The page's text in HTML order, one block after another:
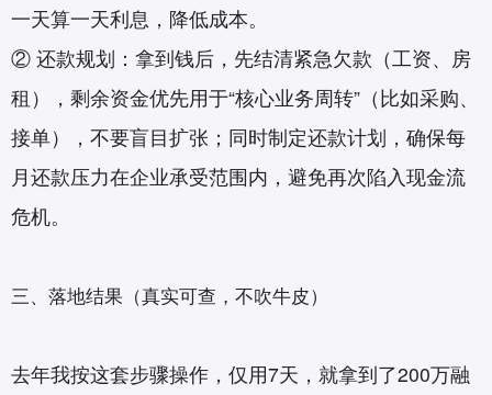
一天算一天利息，降低成本。
② 还款规划：拿到钱后，先结清紧急欠款（工资、房
租），剩余资金优先用于“核心业务周转”（比如采购、
接单），不要盲目扩张；同时制定还款计划，确保每
月还款压力在企业承受范围内，避免再次陷入现金流
危机。
三、落地结果（真实可查，不吹牛皮）
去年我按这套步骤操作，仅用7天，就拿到了200万融